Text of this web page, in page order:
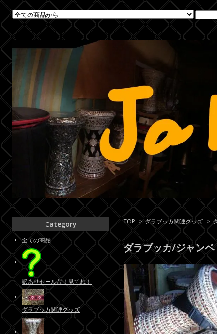
TOP > ダラブッカ関連グッズ >
ダラブッカ/ジャン
Category
全ての商品
訳ありセール品！見てね！
ダラブッカ関連グッズ